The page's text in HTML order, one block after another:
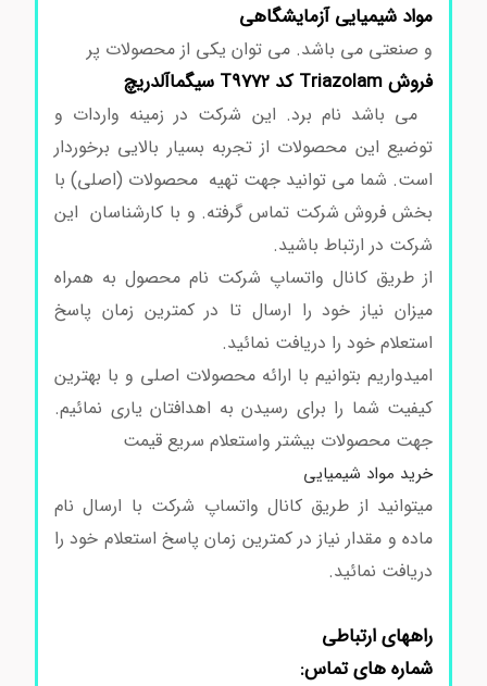
مواد شیمیایی آزمایشگاهی
و صنعتی می باشد. می توان یکی از محصولات پر
فروش Triazolam کد T9772 سیگماآلدریچ
می باشد نام برد. این شرکت در زمینه واردات و
توضیع این محصولات از تجربه بسیار بالایی برخوردار
است. شما می توانید جهت تهیه محصولات (اصلی) با
بخش فروش شرکت تماس گرفته. و با کارشناسان این
شرکت در ارتباط باشید.
از طریق کانال واتساپ شرکت نام محصول به همراه
میزان نیاز خود را ارسال تا در کمترین زمان پاسخ
استعلام خود را دریافت نمائید.
امیدواریم بتوانیم با ارائه محصولات اصلی و با بهترین
کیفیت شما را برای رسیدن به اهدافتان یاری نمائیم.
جهت محصولات بیشتر واستعلام سریع قیمت
خرید مواد شیمیایی
میتوانید از طریق کانال واتساپ شرکت با ارسال نام
ماده و مقدار نیاز در کمترین زمان پاسخ استعلام خود را
دریافت نمائید.
راههای ارتباطی
شماره های تماس: